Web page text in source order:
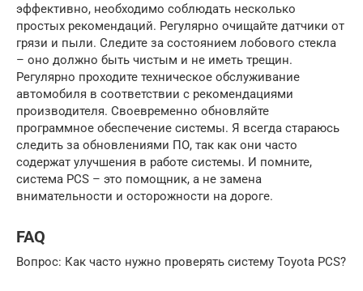
эффективно, необходимо соблюдать несколько
простых рекомендаций. Регулярно очищайте датчики от
грязи и пыли. Следите за состоянием лобового стекла
– оно должно быть чистым и не иметь трещин.
Регулярно проходите техническое обслуживание
автомобиля в соответствии с рекомендациями
производителя. Своевременно обновляйте
программное обеспечение системы. Я всегда стараюсь
следить за обновлениями ПО, так как они часто
содержат улучшения в работе системы. И помните,
система PCS – это помощник, а не замена
внимательности и осторожности на дороге.
FAQ
Вопрос: Как часто нужно проверять систему Toyota PCS?